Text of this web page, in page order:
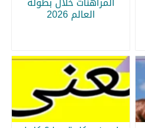
العالم 2026